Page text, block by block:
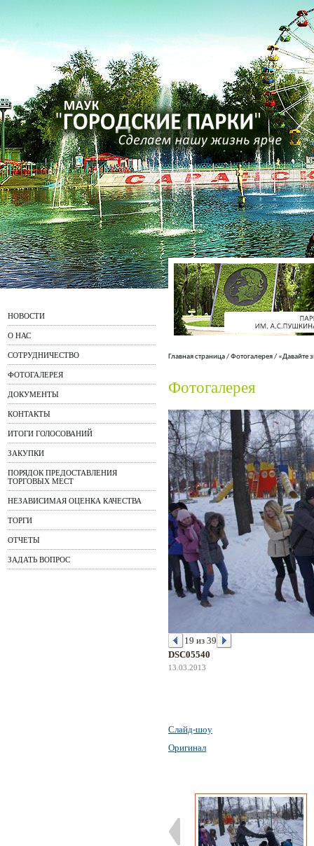
НОВОСТИ
О НАС
СОТРУДНИЧЕСТВО
ФОТОГАЛЕРЕЯ
ДОКУМЕНТЫ
КОНТАКТЫ
ИТОГИ ГОЛОСОВАНИЙ
ЗАКУПКИ
ПОРЯДОК ПРЕДОСТАВЛЕНИЯ
ТОРГОВЫХ МЕСТ
НЕЗАВИСИМАЯ ОЦЕНКА КАЧЕСТВА
ТОРГИ
ОТЧЕТЫ
ЗАДАТЬ ВОПРОС
Главная страница/Фотогалерея/ «Давайте
Фотогалерея
19 из 39
DSC05540
13.03.2013
Слайд-шоу
Оригинал